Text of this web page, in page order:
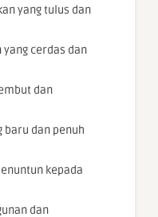
yang tulus dan
yang cerdas dan
dan
baru dan penuh
kepada
dan